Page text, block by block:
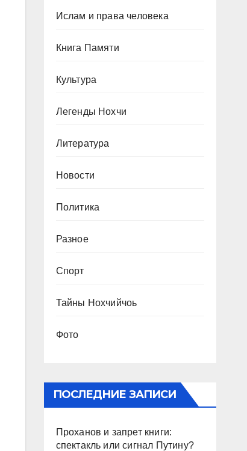
Ислам и права человека
Книга Памяти
Культура
Легенды Нохчи
Литература
Новости
Политика
Разное
Спорт
Тайны Нохчийчоь
Фото
ПОСЛЕДНИЕ ЗАПИСИ
Проханов и запрет книги:
спектакль или сигнал Путину?